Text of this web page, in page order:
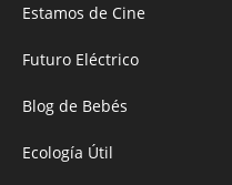
Estamos de Cine
Futuro Eléctrico
Blog de Bebés
Ecología Útil